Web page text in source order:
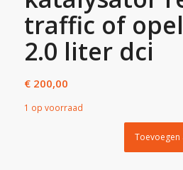
traffic of
2.0 liter dci
€200,00
1 op voorraad
Toevoegen